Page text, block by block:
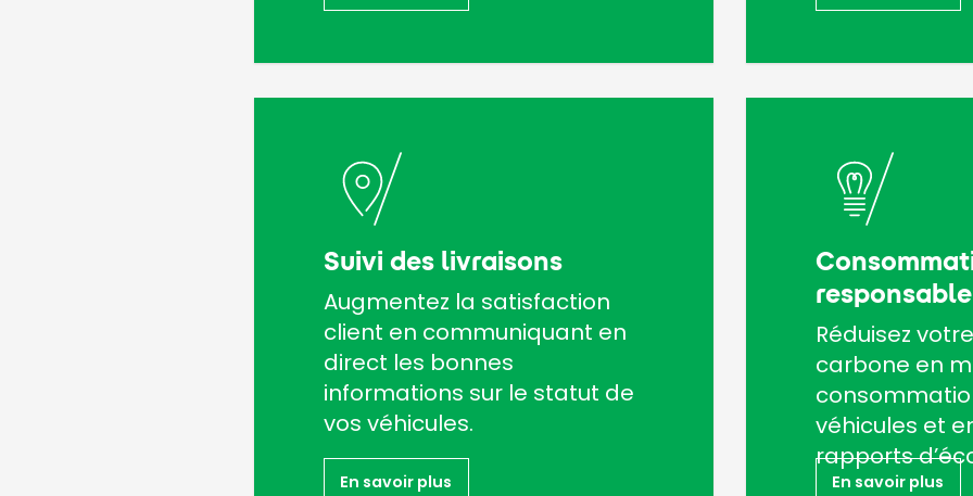
Suivi des livraisons
Augmentez la satisfaction
client en communiquant en
direct les bonnes
informations sur le statut de
vos véhicules.
En savoir plus
responsable
Réduisez
carbone en
véhicules et
rapports
En savoir plus